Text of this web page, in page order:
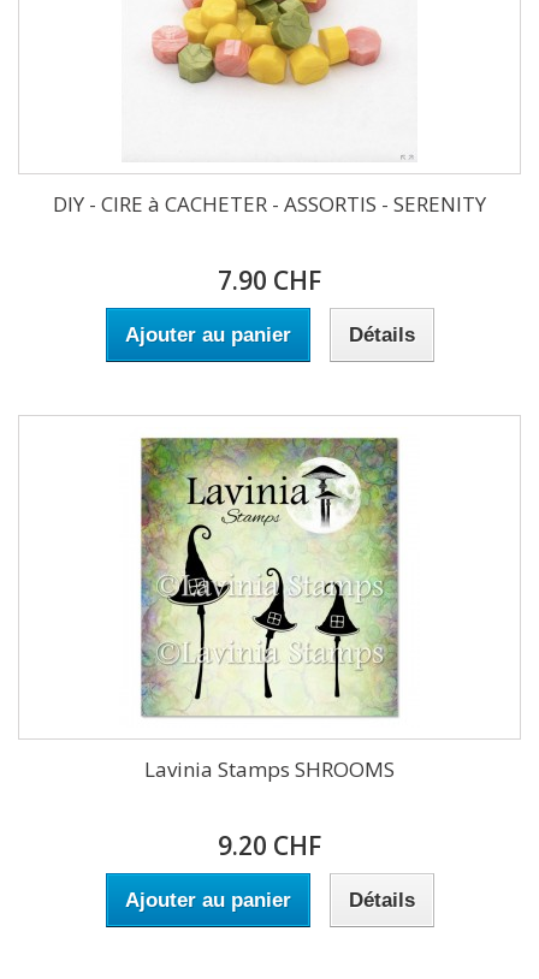
DIY - CIRE à CACHETER - ASSORTIS - SERENITY
7.90 CHF
Ajouter au panier Détails
Lavinia Stamps SHROOMS
9.20 CHF
Ajouter au panier Détails